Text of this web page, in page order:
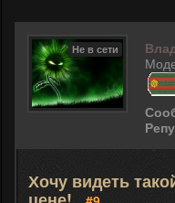
Не в сети
Хочу видеть